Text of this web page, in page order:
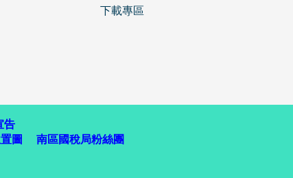
下載專區
告
圖
南區國稅局粉絲團